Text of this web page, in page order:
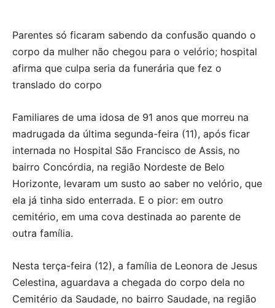
Parentes só ficaram sabendo da confusão quando o
corpo da mulher não chegou para o velório; hospital
afirma que culpa seria da funerária que fez o
translado do corpo
Familiares de uma idosa de 91 anos que morreu na
madrugada da última segunda-feira (11), após ficar
internada no Hospital São Francisco de Assis, no
bairro Concórdia, na região Nordeste de Belo
Horizonte, levaram um susto ao saber no velório, que
ela já tinha sido enterrada. E o pior: em outro
cemitério, em uma cova destinada ao parente de
outra família.
Nesta terça-feira (12), a família de Leonora de Jesus
Celestina, aguardava a chegada do corpo dela no
Cemitério da Saudade, no bairro Saudade, na região